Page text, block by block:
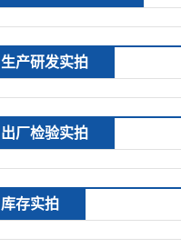
生产研发实拍
出厂检验实拍
库存实拍